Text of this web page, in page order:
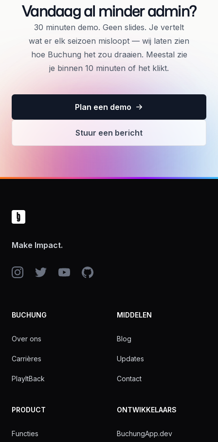
Vandaag al minder admin?
30 minuten demo. Geen slides. Je vertelt
wat er elk seizoen misloopt — wij laten zien
hoe Buchung het zou draaien. Meestal zie
je binnen 10 minuten of het klikt.
Plan een demo
Stuur een bericht
Make Impact.
InstagramTwitterYouTubeGitHub
BUCHUNG
Over ons
Carrières
PlayItBack
PRODUCT
Functies
MIDDELEN
Blog
Updates
Contact
ONTWIKKELAARS
BuchungApp.dev